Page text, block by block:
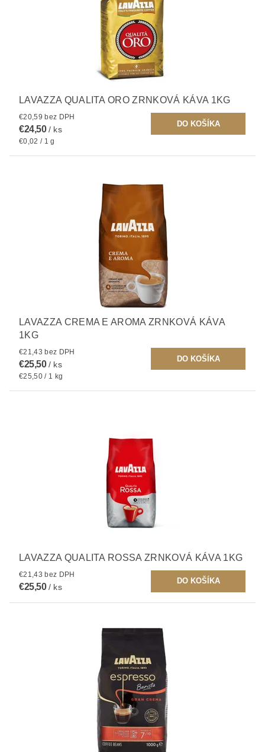
LAVAZZA QUALITA ORO ZRNKOVÁ KÁVA 1KG
€20,59 bez DPH
€24,50/ ks
€0,02 / 1 g
LAVAZZA CREMA E AROMA ZRNKOVÁ KÁVA
1KG
€21,43 bez DPH
€25,50/ ks
€25,50 / 1 kg
LAVAZZA QUALITA ROSSA ZRNKOVÁ KÁVA 1KG
€21,43 bez DPH
€25,50/ ks